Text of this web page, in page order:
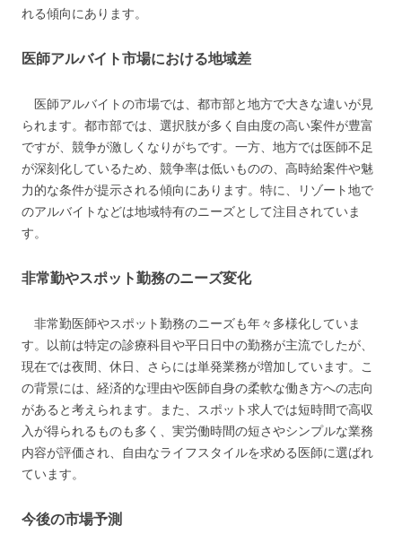
れる傾向にあります。
医師アルバイト市場における地域差
医師アルバイトの市場では、都市部と地方で大きな違いが見
られます。都市部では、選択肢が多く自由度の高い案件が豊富
ですが、競争が激しくなりがちです。一方、地方では医師不足
が深刻化しているため、競争率は低いものの、高時給案件や魅
力的な条件が提示される傾向にあります。特に、リゾート地で
のアルバイトなどは地域特有のニーズとして注目されていま
す。
非常勤やスポット勤務のニーズ変化
非常勤医師やスポット勤務のニーズも年々多様化していま
す。以前は特定の診療科目や平日日中の勤務が主流でしたが、
現在では夜間、休日、さらには単発業務が増加しています。こ
の背景には、経済的な理由や医師自身の柔軟な働き方への志向
があると考えられます。また、スポット求人では短時間で高収
入が得られるものも多く、実労働時間の短さやシンプルな業務
内容が評価され、自由なライフスタイルを求める医師に選ばれ
ています。
今後の市場予測